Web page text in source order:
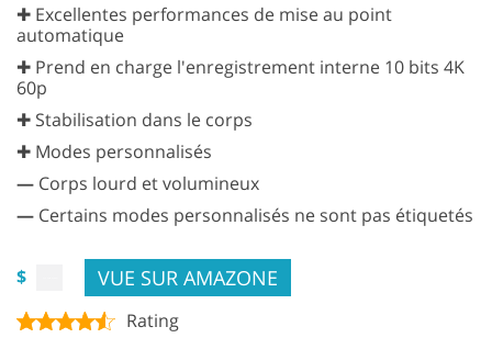
✚ Excellentes performances de mise au point
automatique
✚ Prend en charge l'enregistrement interne 10 bits 4K
60p
✚ Stabilisation dans le corps
✚ Modes personnalisés
— Corps lourd et volumineux
— Certains modes personnalisés ne sont pas étiquetés
$ VUE SUR AMAZONE
Rating